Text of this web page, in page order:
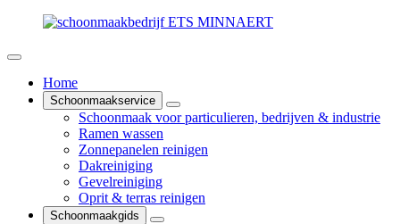
Home
Schoonmaakservice
Schoonmaak voor particulieren, bedrijven & industrie
Ramen wassen
Zonnepanelen reinigen
Dakreiniging
Gevelreiniging
Oprit & terras reinigen
Schoonmaakgids